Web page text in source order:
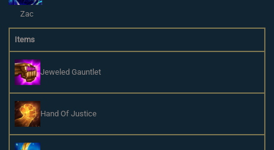
Zac
Items
Jeweled Gauntlet
Hand Of Justice